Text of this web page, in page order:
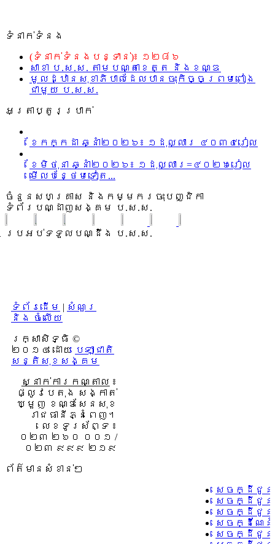
ទំនាក់ទំនង
(ទំនាក់ទំនងបន្ទាន់)៖ ១២៨៦
សាខា ប.ស.ស. តាមបណ្តាខេត្ត និងខណ្ឌ
មូលដ្ឋានសុខាភិបាលដែលបានចុះកិច្ចព្រមពៀង
ជាមួយ ប.ស.ស.
អត្រាប្តូរប្រាក់
ខែកក្កដា ឆ្នាំ២០២៦៖ ១ដុល្លារ ៤០៣៤រៀល
ខែមិថុនា ឆ្នាំ២០២៦៖ ១ដុល្លារ=៤០២៦រៀល
មើលបន្ថែមទៀត...
ចំនួនសហគ្រាស និងកម្មករចុះបញ្ជិកា
ទំព័របណ្ដាញសង្គម ប.ស.ស.
ប្រអប់ទទួលបណ្ដឹង ប.ស.ស.
ទំព័រដើម | សំណួរ
និង ចំលើយ
រក្សាសិទ្ធិ ©
២០១៤ ដោយ​ បេឡាជាតិ
សន្តិសុខសង្គម
ស្នាក់ការកណ្តាល ៖
ផ្លូវបេតុង សង្កាត់
ឃ្មួញ ខណ្ឌសែនសុខ
រាជធានីភ្នំពេញ។
លេខទូរស័ព្ទ ៖
០២៣ ២៦០ ០០១ /
០២៣ ៩៩៩ ២១៩
ព័ត៌មានសំខាន់ៗ
សេចក្ដីជូន
សេចក្ដីជូន
សេចក្ដីជូន
សេចក្ដីណែ
សេចក្ដីជូន